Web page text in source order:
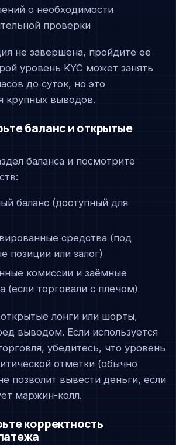
о необходимости
проверки
не завершена, пройдите её
уровень KYC может занять
до суток, но это
крупных выводов.
баланс и открытые
баланса и посмотрите
баланс (доступный для
средства (под
позиции или залог)
комиссии и заёмные
(если торговали с плечом)
открытые лонги или шорты,
выводом. Если используется
убедитесь, что уровень
отметки (обычно
позволит вывести деньги, если
маржин-колл.
корректность